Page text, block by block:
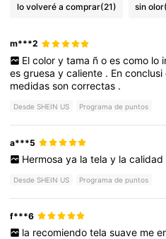
lo volveré a comprar(21) sin olor
m***2
El color y tama ñ o es como lo
esgruesaycaliente . Enconclusi
medidassoncorrectas .
Desde SHEIN US Programa de puntos
a***5
Hermosa ya la tela y la calidad
Desde SHEIN US Programa de puntos
f***6
la recomiendo tela suave me